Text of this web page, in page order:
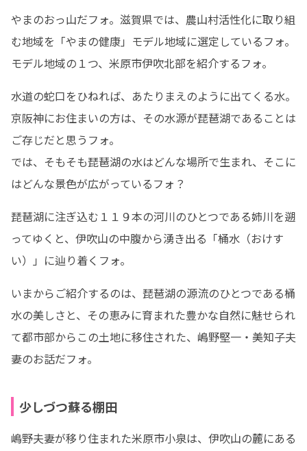
やまのおっ山だフォ。滋賀県では、農山村活性化に取り組
む地域を「やまの健康」モデル地域に選定しているフォ。
モデル地域の１つ、米原市伊吹北部を紹介するフォ。
水道の蛇口をひねれば、あたりまえのように出てくる水。
京阪神にお住まいの方は、その水源が琵琶湖であることは
ご存じだと思うフォ。
では、そもそも琵琶湖の水はどんな場所で生まれ、そこに
はどんな景色が広がっているフォ？
琵琶湖に注ぎ込む１１９本の河川のひとつである姉川を遡
ってゆくと、伊吹山の中腹から湧き出る「桶水（おけす
い）」に辿り着くフォ。
いまからご紹介するのは、琵琶湖の源流のひとつである桶
水の美しさと、その恵みに育まれた豊かな自然に魅せられ
て都市部からこの土地に移住された、嶋野堅一・美知子夫
妻のお話だフォ。
少しづつ蘇る棚田
嶋野夫妻が移り住まれた米原市小泉は、伊吹山の麓にある